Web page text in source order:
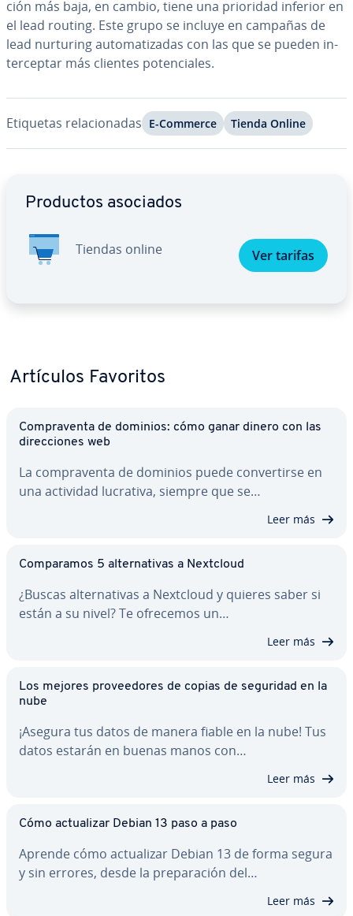
ción más baja, en cambio, tiene una prioridad inferior en
el lead routing. Este grupo se incluye en campañas de
lead nurturing au­to­ma­ti­za­das con las que se pueden in­
te­r­ce­p­tar más clientes po­te­n­cia­les.
Etiquetas re­la­cio­na­das E-Commerce Tienda Online
Productos asociados
Tiendas online Ver tarifas
Artículos Favoritos
Co­m­pra­ve­n­ta de dominios: cómo ganar dinero con las
di­re­c­cio­nes web
La co­m­pra­ve­n­ta de dominios puede co­n­ve­r­ti­r­se en
una actividad lucrativa, siempre que se…
Leer más
Co­m­pa­ra­mos 5 al­te­r­na­ti­vas a Nextcloud
¿Buscas al­te­r­na­ti­vas a Nextcloud y quieres saber si
están a su nivel? Te ofrecemos un…
Leer más
Los mejores pro­vee­do­res de copias de seguridad en la
nube
¡Asegura tus datos de manera fiable en la nube! Tus
datos estarán en buenas manos con…
Leer más
Cómo ac­tua­li­zar Debian 13 paso a paso
Aprende cómo ac­tua­li­zar Debian 13 de forma segura
y sin errores, desde la pre­pa­ra­ción del…
Leer más